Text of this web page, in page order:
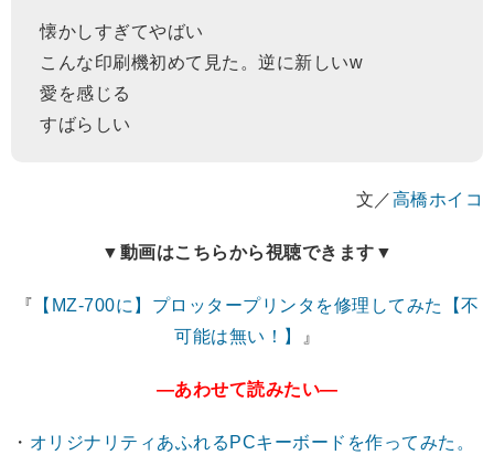
懐かしすぎてやばい
こんな印刷機初めて見た。逆に新しいw
愛を感じる
すばらしい
文／高橋ホイコ
▼動画はこちらから視聴できます▼
『 【MZ-700に】プロッタープリンタを修理してみた【不
可能は無い！】
』
―あわせて読みたい―
・ オリジナリティあふれるPCキーボードを作ってみた。